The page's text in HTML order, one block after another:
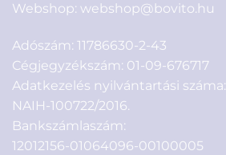
Webshop: webshop@bovito.hu
Adószám: 11786630-2-43
Cégjegyzékszám: 01-09-676717
Adatkezelés nyilvántartási száma:
NAIH-100722/2016.
Bankszámlaszám:
12012156-01064096-00100005